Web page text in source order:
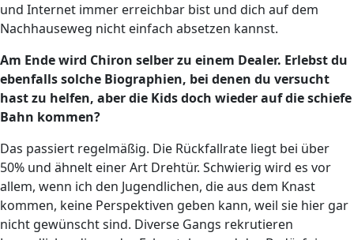
und Internet immer erreichbar bist und dich auf dem
Nachhauseweg nicht einfach absetzen kannst.
Am Ende wird Chiron selber zu einem Dealer. Erlebst du
ebenfalls solche Biographien, bei denen du versucht
hast zu helfen, aber die Kids doch wieder auf die schiefe
Bahn kommen?
Das passiert regelmäßig. Die Rückfallrate liegt bei über
50% und ähnelt einer Art Drehtür. Schwierig wird es vor
allem, wenn ich den Jugendlichen, die aus dem Knast
kommen, keine Perspektiven geben kann, weil sie hier gar
nicht gewünscht sind. Diverse Gangs rekrutieren